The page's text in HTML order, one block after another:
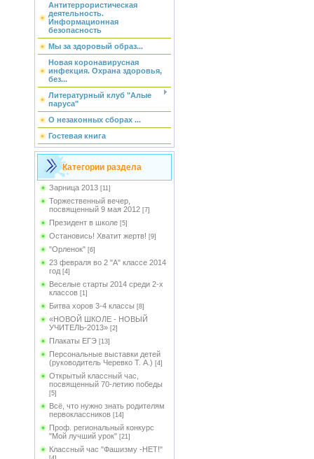
Антитеррористическая
деятельность.
Информационная
безопасность
Мы за здоровый образ...
Новая коронавирусная
инфекция. Охрана здоровья,
без...
Литературный клуб "Алые
паруса"
О незаконных сборах ...
Гостевая книга
Категории раздела
Зарница 2013 [11]
Торжественный вечер,
посвященный 9 мая 2012 [7]
Президент в школе [5]
Остановись! Хватит жертв! [9]
"Орленок" [6]
23 февраля во 2 "А" классе 2014
год [4]
Веселые старты 2014 среди 2-х
классов [1]
Битва хоров 3-4 классы [8]
«НОВОЙ ШКОЛЕ - НОВЫЙ
УЧИТЕЛЬ-2013» [2]
Плакаты ЕГЭ [13]
Персональные выставки детей
(руководитель Черевко Т. А.) [4]
Открытый классный час,
посвященный 70-летию победы
[5]
Всё, что нужно знать родителям
первоклассников [14]
Проф. региональный конкурс
"Мой лучший урок" [21]
Классный час "Фашизму -НЕТ!"